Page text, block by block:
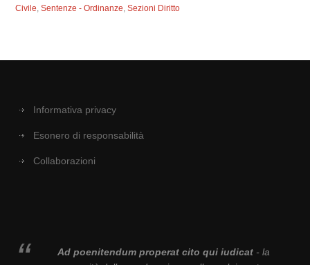
Civile,Sentenze - Ordinanze,Sezioni Diritto
Informativa privacy
Esonero di responsabilità
Collaborazioni
Ad poenitendum properat cito qui iudicat- la